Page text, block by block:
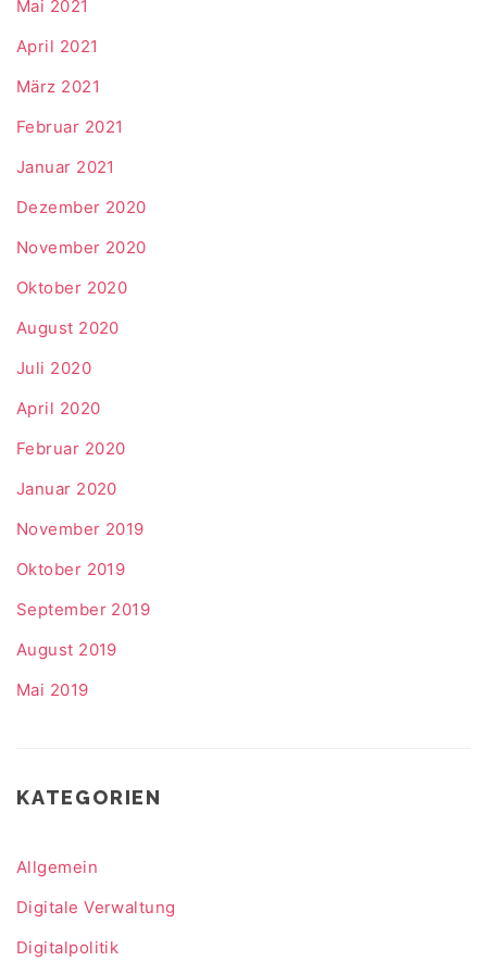
Mai 2021
April 2021
März 2021
Februar 2021
Januar 2021
Dezember 2020
November 2020
Oktober 2020
August 2020
Juli 2020
April 2020
Februar 2020
Januar 2020
November 2019
Oktober 2019
September 2019
August 2019
Mai 2019
KATEGORIEN
Allgemein
Digitale Verwaltung
Digitalpolitik